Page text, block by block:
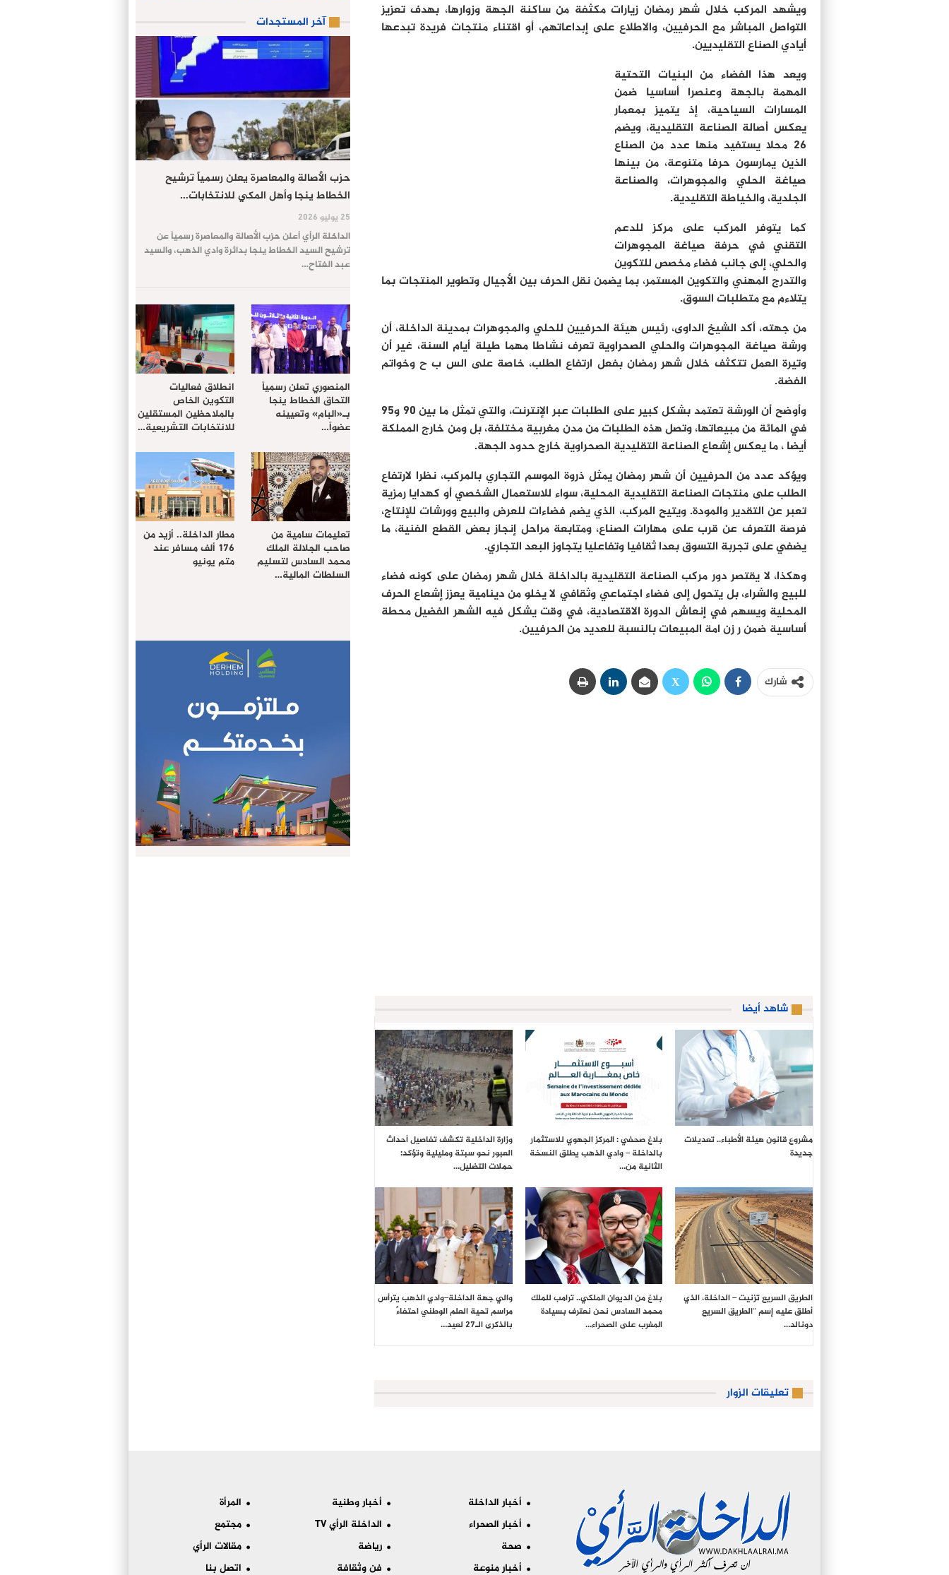
ويشهد المركب خلال شهر رمضان زيارات مكثفة من ساكنة الجهة وزوارها، بهدف تعزيز
التواصل المباشر مع الحرفيين، والاطلاع على إبداعاتهم، أو اقتناء منتجات فريدة تبدعها
أيادي الصناع التقليديين.
ويعد هذا الفضاء من البنيات التحتية
المهمة بالجهة وعنصرا أساسيا ضمن
المسارات السياحية، إذ يتميز بمعمار
يعكس أصالة الصناعة التقليدية، ويضم
26 محلا يستفيد منها عدد من الصناع
الذين يمارسون حرفا متنوعة، من بينها
صياغة الحلي والمجوهرات، والصناعة
الجلدية، والخياطة التقليدية.
كما يتوفر المركب على مركز للدعم
التقني في حرفة صياغة المجوهرات
والحلي، إلى جانب فضاء مخصص للتكوين
والتدرج المهني والتكوين المستمر، بما يضمن نقل الحرف بين الأجيال وتطوير المنتجات بما
يتلاءم مع متطلبات السوق.
من جهته، أكد الشيخ الداوى، رئيس هيئة الحرفيين للحلي والمجوهرات بمدينة الداخلة، أن
ورشة صياغة المجوهرات والحلي الصحراوية تعرف نشاطا مهما طيلة أيام السنة، غير أن
وتيرة العمل تتكثف خلال شهر رمضان بفعل ارتفاع الطلب، خاصة على الس ب ح وخواتم
الفضة.
وأوضح أن الورشة تعتمد بشكل كبير على الطلبات عبر الإنترنت، والتي تمثل ما بين 90 و95
في المائة من مبيعاتها، وتصل هذه الطلبات من مدن مغربية مختلفة، بل ومن خارج المملكة
أيضا ، ما يعكس إشعاع الصناعة التقليدية الصحراوية خارج حدود الجهة.
ويؤكد عدد من الحرفيين أن شهر رمضان يمثل ذروة الموسم التجاري بالمركب، نظرا لارتفاع
الطلب على منتجات الصناعة التقليدية المحلية، سواء للاستعمال الشخصي أو كهدايا رمزية
تعبر عن التقدير والمودة. ويتيح المركب، الذي يضم فضاءات للعرض والبيع وورشات للإنتاج،
فرصة التعرف عن قرب على مهارات الصناع، ومتابعة مراحل إنجاز بعض القطع الفنية، ما
يضفي على تجربة التسوق بعدا ثقافيا وتفاعليا يتجاوز البعد التجاري.
وهكذا، لا يقتصر دور مركب الصناعة التقليدية بالداخلة خلال شهر رمضان على كونه فضاء
للبيع والشراء، بل يتحول إلى فضاء اجتماعي وثقافي لا يخلو من دينامية يعزز إشعاع الحرف
المحلية ويسهم في إنعاش الدورة الاقتصادية، في وقت يشكل فيه الشهر الفضيل محطة
أساسية ضمن ر زن امة المبيعات بالنسبة للعديد من الحرفيين.
شارك
شاهد أيضا
مشروع قانون هيئة الأطباء.. تعديلات
جديدة
بلاغ صحفي : المركز الجهوي للاستثمار
بالداخلة – وادي الذهب يطلق النسخة
الثانية من…
وزارة الداخلية تكشف تفاصيل أحداث
العبور نحو سبتة ومليلية وتؤكد:
حملات التضليل…
الطريق السريع تزنيت – الداخلة، الذي
أطلق عليه إسم “الطريق السريع
دونالد…
بلاغ من الديوان الملكي.. ترامب للملك
محمد السادس نحن نعترف بسيادة
المغرب على الصحراء…
والي جهة الداخلة–وادي الذهب يترأس
مراسم تحية العلم الوطني احتفاءً
بالذكرى الـ27 لعيد…
تعليقات الزوار
آخر المستجدات
حزب الأصالة والمعاصرة يعلن رسمياً ترشيح
الخطاط ينجا وأهل المكي للانتخابات…
25 يوليو 2026
الداخلة الرأي أعلن حزب الأصالة والمعاصرة رسمياً عن
ترشيح السيد الخطاط ينجا بدائرة وادي الذهب، والسيد
عبد الفتاح…
المنصوري تعلن رسمياً
التحاق الخطاط ينجا
بـ«البام» وتعيينه
عضواً…
انطلاق فعاليات
التكوين الخاص
بالملاحظين المستقلين
للانتخابات التشريعية…
تعليمات سامية من
صاحب الجلالة الملك
محمد السادس لتسليم
السلطات المالية…
مطار الداخلة.. أزيد من
176 ألف مسافر عند
متم يونيو
أخبار الداخلة
أخبار الصحراء
صحة
أخبار منوعة
أخبار وطنية
الداخلة الرأي TV
رياضة
فن وثقافة
المرأة
مجتمع
مقالات الرأي
اتصل بنا